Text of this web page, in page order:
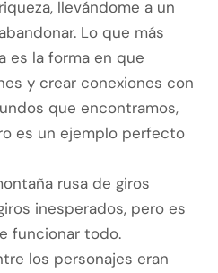
llevándome a un
Lo que más
es la forma en que
y crear conexiones con
que encontramos,
es un ejemplo perfecto
rusa de giros
inesperados, pero es
funcionar todo.
los personajes eran